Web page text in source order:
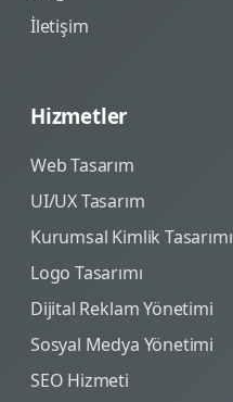
İletişim
Hizmetler
Web Tasarım
UI/UX Tasarım
Kurumsal Kimlik Tasarımı
Logo Tasarımı
Dijital Reklam Yönetimi
Sosyal Medya Yönetimi
SEO Hizmeti